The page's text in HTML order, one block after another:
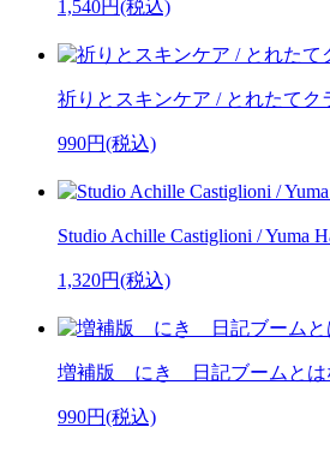
1,540円(税込)
祈りとスキンケア / とれたてク
990円(税込)
Studio Achille Castiglioni / Yuma
1,320円(税込)
増補版 にき 日記ブームとは
990円(税込)